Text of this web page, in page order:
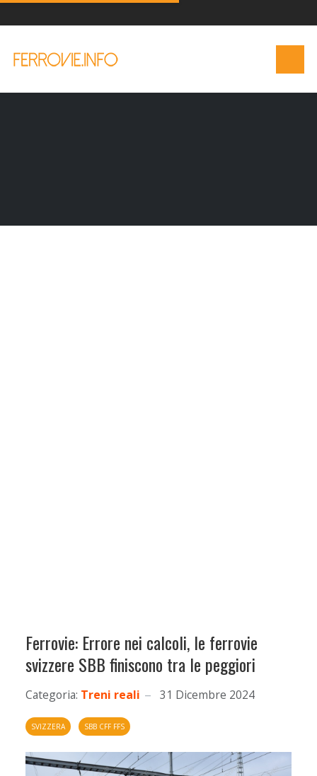
Ferrovie: Errore nei calcoli, le ferrovie
svizzere SBB finiscono tra le peggiori
Categoria: Treni reali 31 Dicembre 2024
SVIZZERA SBB CFF FFS